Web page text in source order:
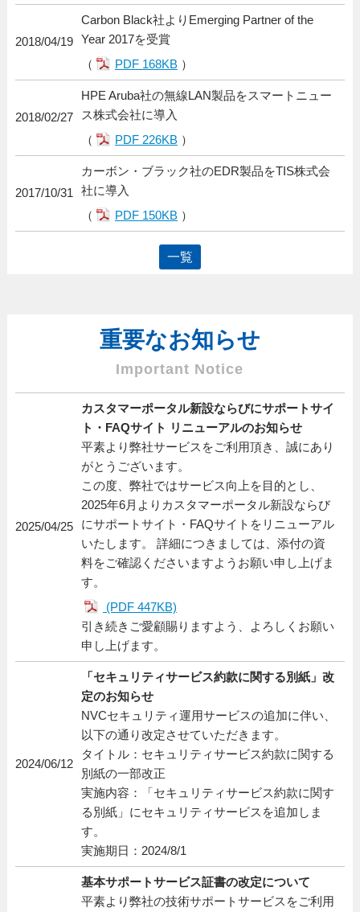
2018/04/19
Carbon Black社よりEmerging Partner of the
Year 2017を受賞
（
PDF 168KB）
2018/02/27
HPE Aruba社の無線LAN製品をスマートニュー
ス株式会社に導入
（
PDF 226KB）
2017/10/31
カーボン・ブラック社のEDR製品をTIS株式会
社に導入
（
PDF 150KB）
一覧
重要なお知らせ
Important Notice
2025/04/25
カスタマーポータル新設ならびにサポートサイ
ト・FAQサイト リニューアルのお知らせ
平素より弊社サービスをご利用頂き、誠にあり
がとうございます。
この度、弊社ではサービス向上を目的とし、
2025年6月よりカスタマーポータル新設ならび
にサポートサイト・FAQサイトをリニューアル
いたします。 詳細につきましては、添付の資
料をご確認くださいますようお願い申し上げま
す。
(PDF 447KB)
引き続きご愛顧賜りますよう、よろしくお願い
申し上げます。
2024/06/12
「セキュリティサービス約款に関する別紙」改
定のお知らせ
NVCセキュリティ運用サービスの追加に伴い、
以下の通り改定させていただきます。
タイトル：セキュリティサービス約款に関する
別紙の一部改正
実施内容：「セキュリティサービス約款に関す
る別紙」にセキュリティサービスを追加しま
す。
実施期日：2024/8/1
基本サポートサービス証書の改定について
平素より弊社の技術サポートサービスをご利用